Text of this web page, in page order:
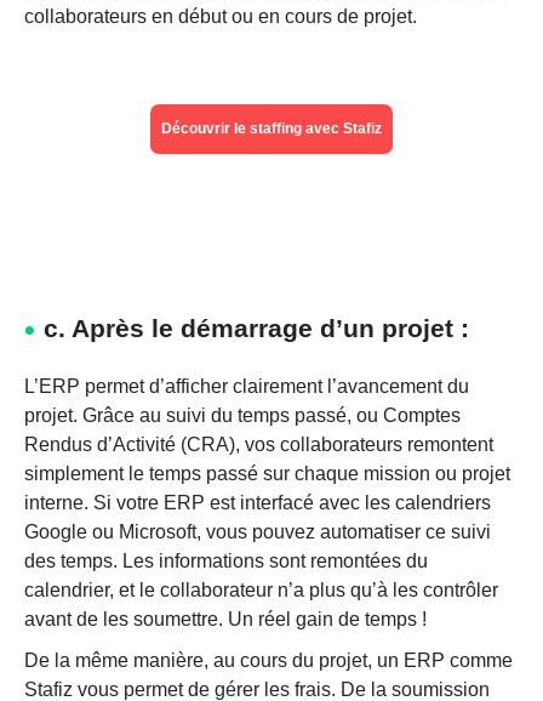
collaborateurs en début ou en cours de projet.
Découvrir le staffing avec Stafiz
c. Après le démarrage d’un projet :
L’ERP permet d’afficher clairement l’avancement du
projet. Grâce au suivi du temps passé, ou Comptes
Rendus d’Activité (CRA), vos collaborateurs remontent
simplement le temps passé sur chaque mission ou projet
interne. Si votre ERP est interfacé avec les calendriers
Google ou Microsoft, vous pouvez automatiser ce suivi
des temps. Les informations sont remontées du
calendrier, et le collaborateur n’a plus qu’à les contrôler
avant de les soumettre. Un réel gain de temps !
De la même manière, au cours du projet, un ERP comme
Stafiz vous permet de gérer les frais. De la soumission